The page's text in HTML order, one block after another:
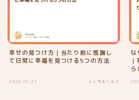
幸せの見つけ方｜当たり前に感謝し
て日常に幸福を見つける5つの方法
2026.01.27 メンタルヘルス
な